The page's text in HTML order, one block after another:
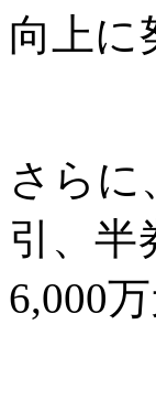
向上に
さらに
引、半
6,000